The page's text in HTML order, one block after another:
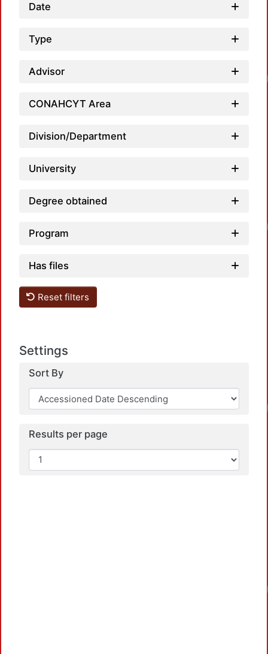
Date
Type
Advisor
CONAHCYT Area
Division/Department
University
Degree obtained
Program
Has files
Reset filters
Settings
Sort By
Results per page